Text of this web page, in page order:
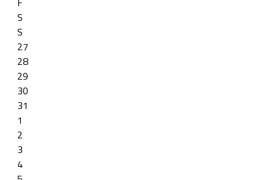
S
S
27
28
29
30
31
1
2
3
4